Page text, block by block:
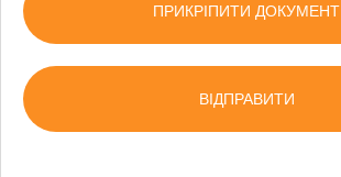
ПРИКРІПИТИ ДОКУМЕНТ